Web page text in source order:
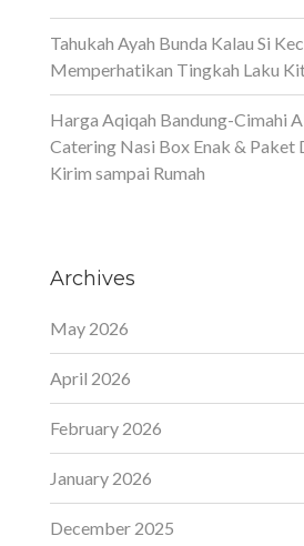
Tahukah Ayah Bunda Kalau Si
Memperhatikan Tingkah Laku
Harga Aqiqah Bandung-Cimahi
Catering Nasi Box Enak & Paket
Kirim sampai Rumah
Archives
May 2026
April 2026
February 2026
January 2026
December 2025